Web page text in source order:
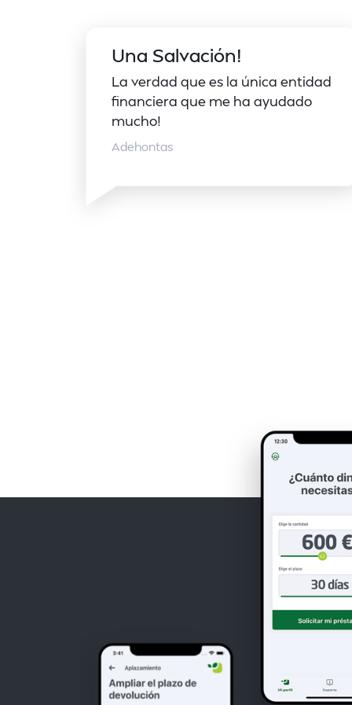
Una Salvación!
La verdad que es la única entidad
financiera que me ha ayudado
mucho!
Adehontas